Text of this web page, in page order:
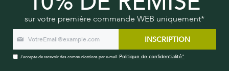
sur votre première commande WEB uniquement*
INSCRIPTION
J'accepte de recevoir des communications par e-mail. Politique de confidentialité"
PISTACHE ET RICOTTA
8,90 €
AJOUTER AU PANIER
12,40 €
AJOUTER AU PANIER